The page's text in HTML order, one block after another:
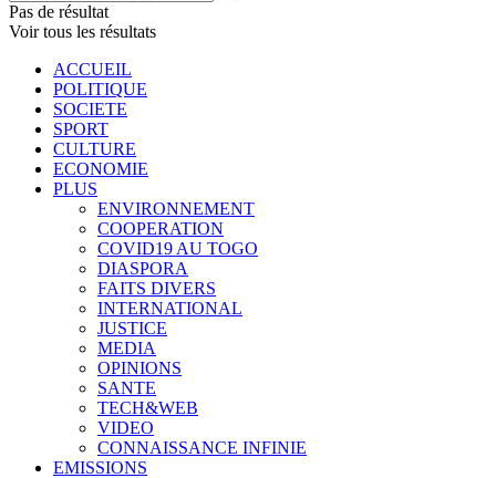
Pas de résultat
Voir tous les résultats
ACCUEIL
POLITIQUE
SOCIETE
SPORT
CULTURE
ECONOMIE
PLUS
ENVIRONNEMENT
COOPERATION
COVID19 AU TOGO
DIASPORA
FAITS DIVERS
INTERNATIONAL
JUSTICE
MEDIA
OPINIONS
SANTE
TECH&WEB
VIDEO
CONNAISSANCE INFINIE
EMISSIONS